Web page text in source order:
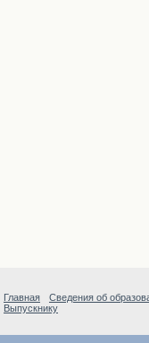
Главная
Сведения об
Выпускнику